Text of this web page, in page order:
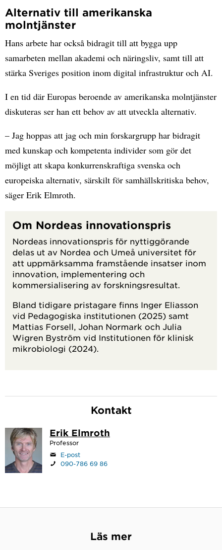
Alternativ till amerikanska
molntjänster
Hans arbete har också bidragit till att bygga upp
samarbeten mellan akademi och näringsliv, samt till att
stärka Sveriges position inom digital infrastruktur och AI.
I en tid där Europas beroende av amerikanska molntjänster
diskuteras ser han ett behov av att utveckla alternativ.
– Jag hoppas att jag och min forskargrupp har bidragit
med kunskap och kompetenta individer som gör det
möjligt att skapa konkurrenskraftiga svenska och
europeiska alternativ, särskilt för samhällskritiska behov,
säger Erik Elmroth.
Om Nordeas innovationspris
Nordeas innovationspris för nyttiggörande
delas ut av Nordea och Umeå universitet för
att uppmärksamma framstående insatser inom
innovation, implementering och
kommersialisering av forskningsresultat.
Bland tidigare pristagare finns Inger Eliasson
vid Pedagogiska institutionen (2025) samt
Mattias Forsell, Johan Normark och Julia
Wigren Byström vid Institutionen för klinisk
mikrobiologi (2024).
Kontakt
Erik Elmroth
Professor
E-post
090-786 69 86
Läs mer